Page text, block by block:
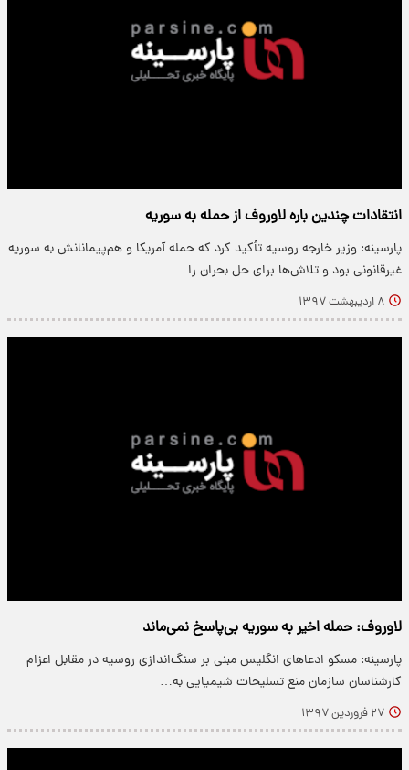
انتقادات چندین باره لاوروف از حمله به سوریه
پارسینه: وزیر خارجه روسیه تأکید کرد که حمله آمریکا و هم‌پیمانانش به سوریه
غیرقانونی بود و تلاش‌ها برای حل بحران را…
۸ اردیبهشت ۱۳۹۷
لاوروف: حمله اخیر به سوریه بی‌پاسخ نمی‌ماند
پارسینه: مسکو ادعاهای انگلیس مبنی بر سنگ‌اندازی روسیه در مقابل اعزام
کارشناسان سازمان منع تسلیحات شیمیایی به…
۲۷ فروردین ۱۳۹۷